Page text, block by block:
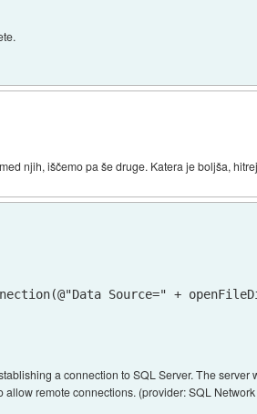
njih, iščemo pa še druge. Katera je boljša,
Source=" +
a connection to SQL Server. The server
remote connections. (provider: SQL